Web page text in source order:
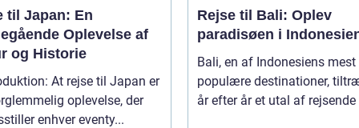
til Japan: En
Oplevelse af
og Historie
At rejse til Japan er
oplevelse, der
enhver eventy...
Rejse til Bali: Oplev
paradisøen i
Bali, en af Indonesiens mest
populære destinationer,
år efter år et utal af rejsende